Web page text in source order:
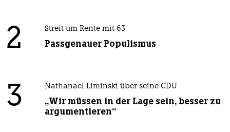
2 Streit um Rente mit 63
Passgenauer Populismus
3 Nathanael Liminski über seine CDU
„Wir müssen in der Lage sein, besser zu
argumentieren“